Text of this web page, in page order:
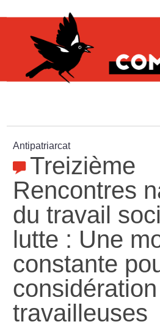
Antipatriarcat
Treizième
Rencontres
du travail
lutte : Une
constante
travailleuses